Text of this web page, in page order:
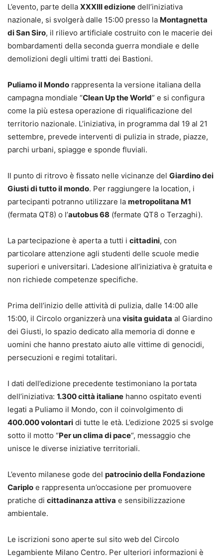
L’evento, parte della XXXIII edizione dell’iniziativa
nazionale, si svolgerà dalle 15:00 presso la Montagnetta
di San Siro, il rilievo artificiale costruito con le macerie dei
bombardamenti della seconda guerra mondiale e delle
demolizioni degli ultimi tratti dei Bastioni.
Puliamo il Mondo rappresenta la versione italiana della
campagna mondiale “Clean Up the World” e si configura
come la più estesa operazione di riqualificazione del
territorio nazionale. L’iniziativa, in programma dal 19 al 21
settembre, prevede interventi di pulizia in strade, piazze,
parchi urbani, spiagge e sponde fluviali.
Il punto di ritrovo è fissato nelle vicinanze del Giardino dei
Giusti di tutto il mondo. Per raggiungere la location, i
partecipanti potranno utilizzare la metropolitana M1
(fermata QT8) o l’autobus 68 (fermate QT8 o Terzaghi).
La partecipazione è aperta a tutti i cittadini, con
particolare attenzione agli studenti delle scuole medie
superiori e universitari. L’adesione all’iniziativa è gratuita e
non richiede competenze specifiche.
Prima dell’inizio delle attività di pulizia, dalle 14:00 alle
15:00, il Circolo organizzerà una visita guidata al Giardino
dei Giusti, lo spazio dedicato alla memoria di donne e
uomini che hanno prestato aiuto alle vittime di genocidi,
persecuzioni e regimi totalitari.
I dati dell’edizione precedente testimoniano la portata
dell’iniziativa: 1.300 città italiane hanno ospitato eventi
legati a Puliamo il Mondo, con il coinvolgimento di
400.000 volontari di tutte le età. L’edizione 2025 si svolge
sotto il motto “Per un clima di pace“, messaggio che
unisce le diverse iniziative territoriali.
L’evento milanese gode del patrocinio della Fondazione
Cariplo e rappresenta un’occasione per promuovere
pratiche di cittadinanza attiva e sensibilizzazione
ambientale.
Le iscrizioni sono aperte sul sito web del Circolo
Legambiente Milano Centro. Per ulteriori informazioni è